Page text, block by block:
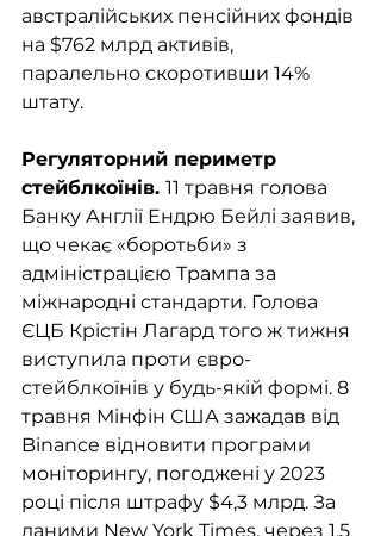
австралійських пенсійних фондів
на $762 млрд активів,
паралельно скоротивши 14%
штату.
Регуляторний периметр
стейблкоїнів. 11 травня голова
Банку Англії Ендрю Бейлі заявив,
що чекає «боротьби» з
адміністрацією Трампа за
міжнародні стандарти. Голова
ЄЦБ Крістін Лагард того ж тижня
виступила проти євро-
стейблкоїнів у будь-якій формі. 8
травня Мінфін США зажадав від
Binance відновити програми
моніторингу, погоджені у 2023
році після штрафу $4,3 млрд. За
даними New York Times, через 1,5